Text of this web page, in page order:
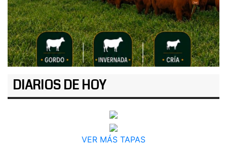
DIARIOS DE HOY
VER MÁS TAPAS